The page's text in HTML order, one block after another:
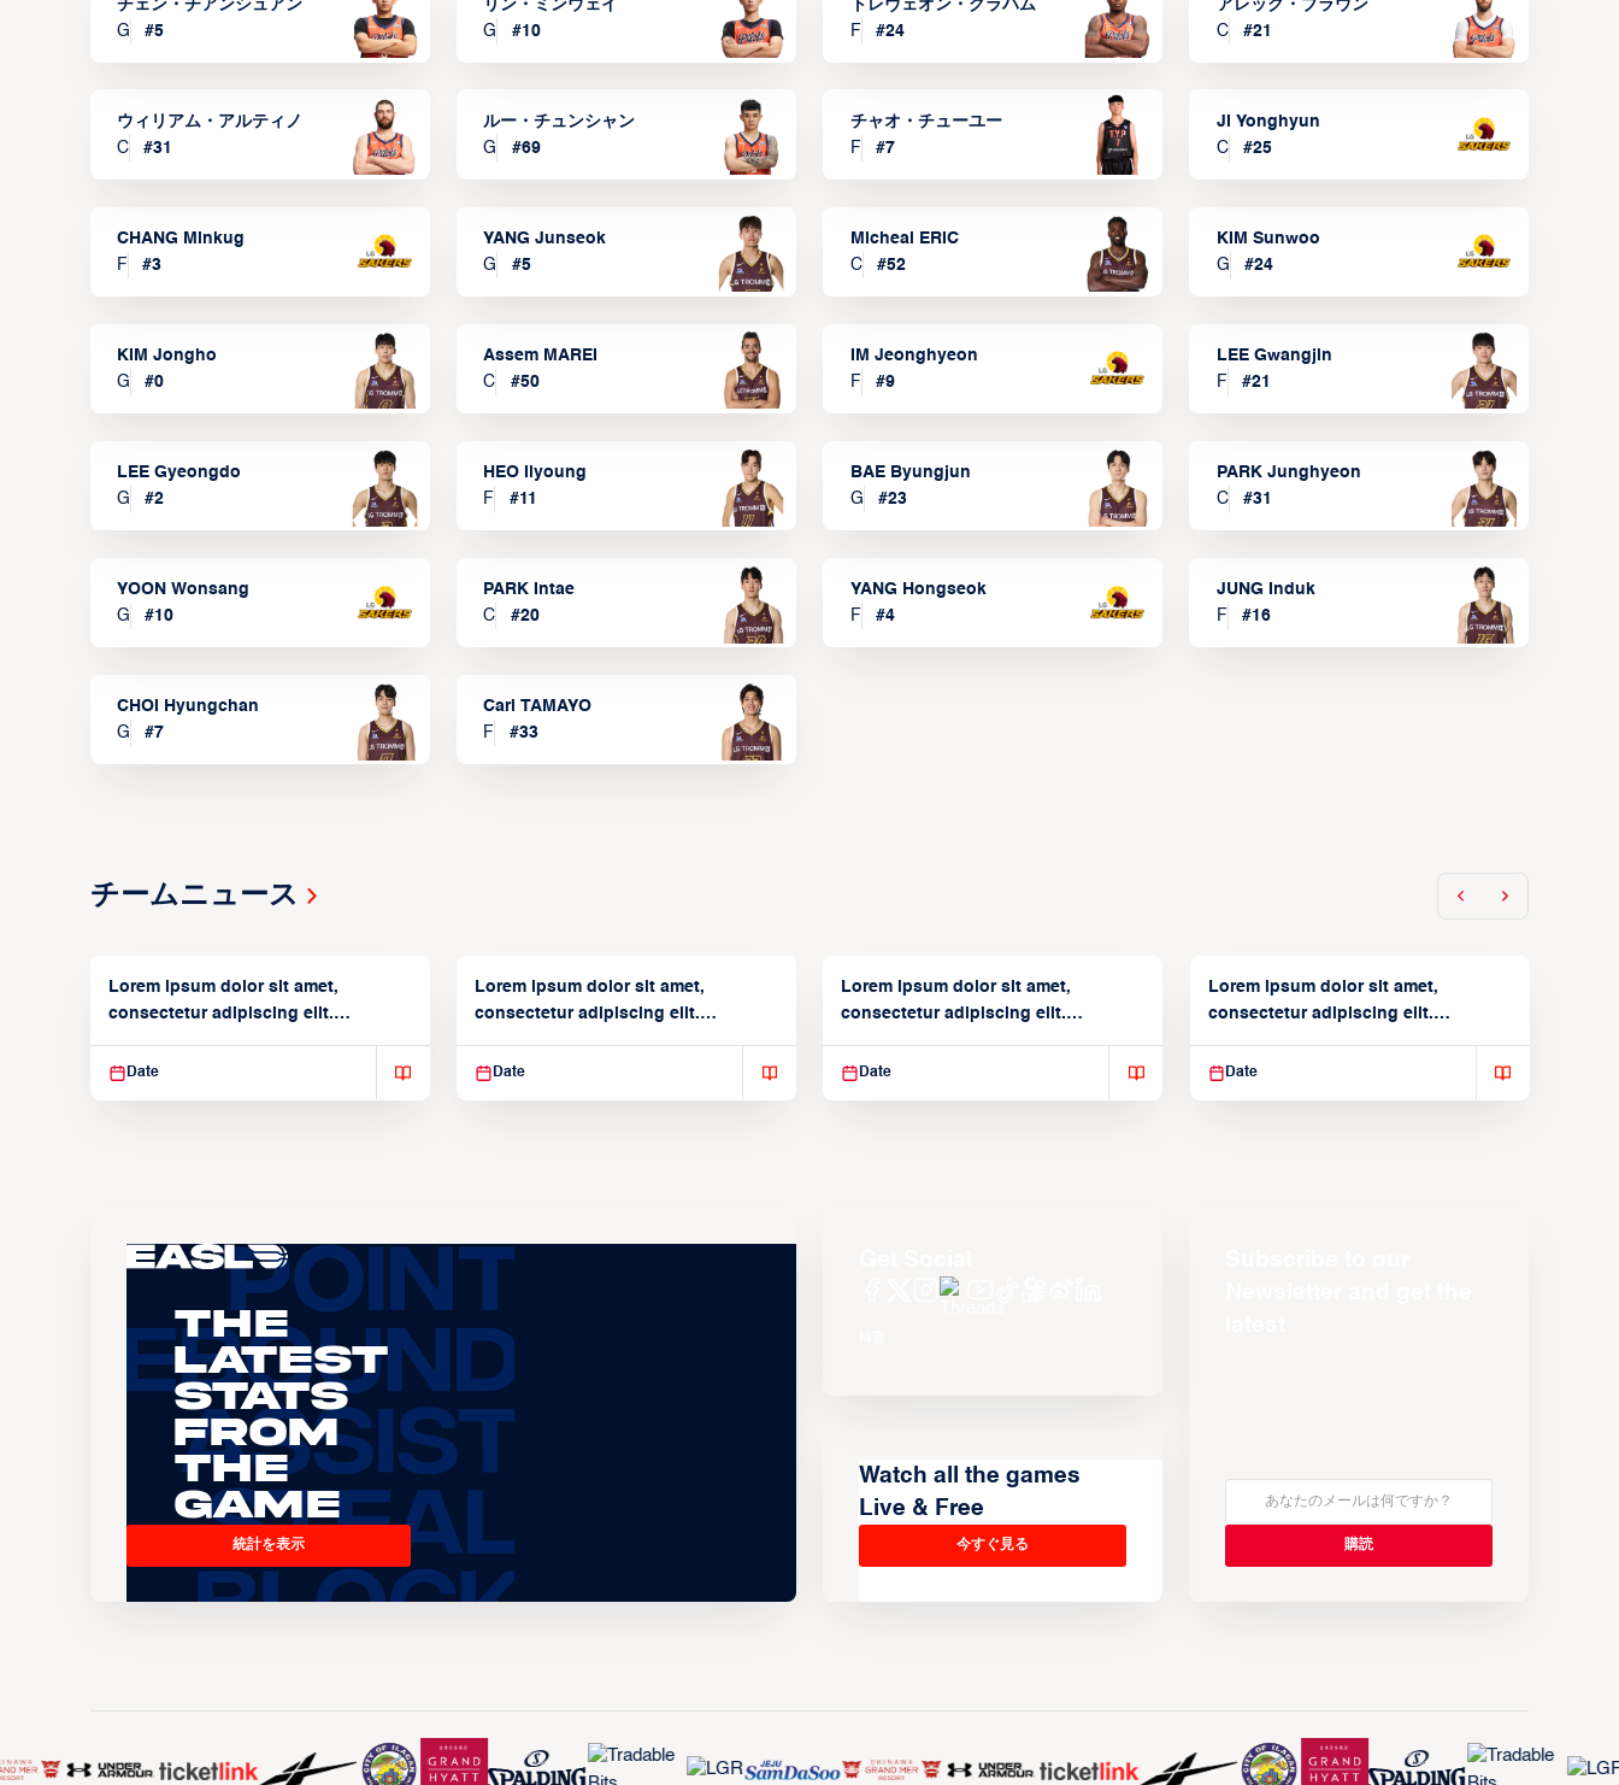
チェン・チアンシュアン
G
#5
リン・ミンウェイ
G
#10
トレヴェオン・グラハム
F
#24
アレック・ブラウン
C
#21
ウィリアム・アルティノ
C
#31
ルー・チュンシャン
G
#69
チャオ・チューユー
F
#7
JI Yonghyun
C
#25
CHANG Minkug
F
#3
YANG Junseok
G
#5
Micheal ERIC
C
#52
KIM Sunwoo
G
#24
KIM Jongho
G
#0
Assem MAREI
C
#50
IM Jeonghyeon
F
#9
LEE Gwangjin
F
#21
LEE Gyeongdo
G
#2
HEO Ilyoung
F
#11
BAE Byungjun
G
#23
PARK Junghyeon
C
#31
YOON Wonsang
G
#10
PARK Intae
C
#20
YANG Hongseok
F
#4
JUNG Induk
F
#16
CHOI Hyungchan
G
#7
Carl TAMAYO
F
#33
チームニュース
Lorem ipsum dolor sit amet,
consectetur adipiscing elit.
Date
Lorem ipsum dolor sit amet,
consectetur adipiscing elit.
Date
Lorem ipsum dolor sit amet,
consectetur adipiscing elit.
Date
Lorem ipsum dolor sit amet,
consectetur adipiscing elit.
Date
The
Latest
Stats
From
the
Game
統計を表示
Watch all the games
Live & Free
今すぐ見る